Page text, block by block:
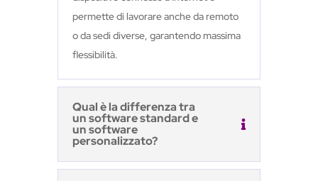
permette di lavorare anche da remoto
o da sedi diverse, garantendo massima
flessibilità.
Qual è la differenza tra
un software standard e
un software
personalizzato?